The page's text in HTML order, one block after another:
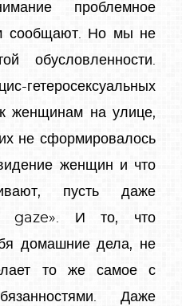
проблемное
сообщают. Но мы не
обусловленности.
гетеросексуальных
женщинам на улице,
не сформировалось
женщин и что
пусть даже
gaze». И то, что
домашние дела, не
то же самое с
Даже